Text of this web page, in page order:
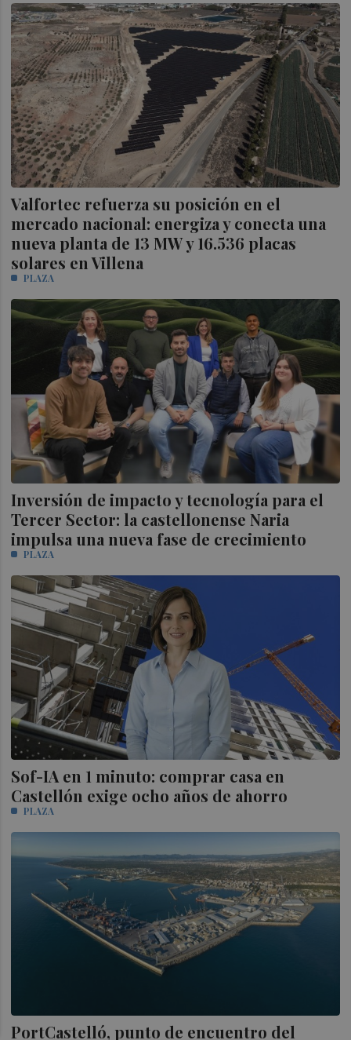
Valfortec refuerza su posición en el
mercado nacional: energiza y conecta una
nueva planta de 13 MW y 16.536 placas
solares en Villena
PLAZA
Inversión de impacto y tecnología para el
Tercer Sector: la castellonense Naria
impulsa una nueva fase de crecimiento
PLAZA
Sof-IA en 1 minuto: comprar casa en
Castellón exige ocho años de ahorro
PLAZA
PortCastelló, punto de encuentro del